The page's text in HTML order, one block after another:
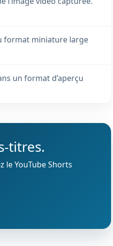
format miniature large
un format d’aperçu
titres.
le YouTube Shorts